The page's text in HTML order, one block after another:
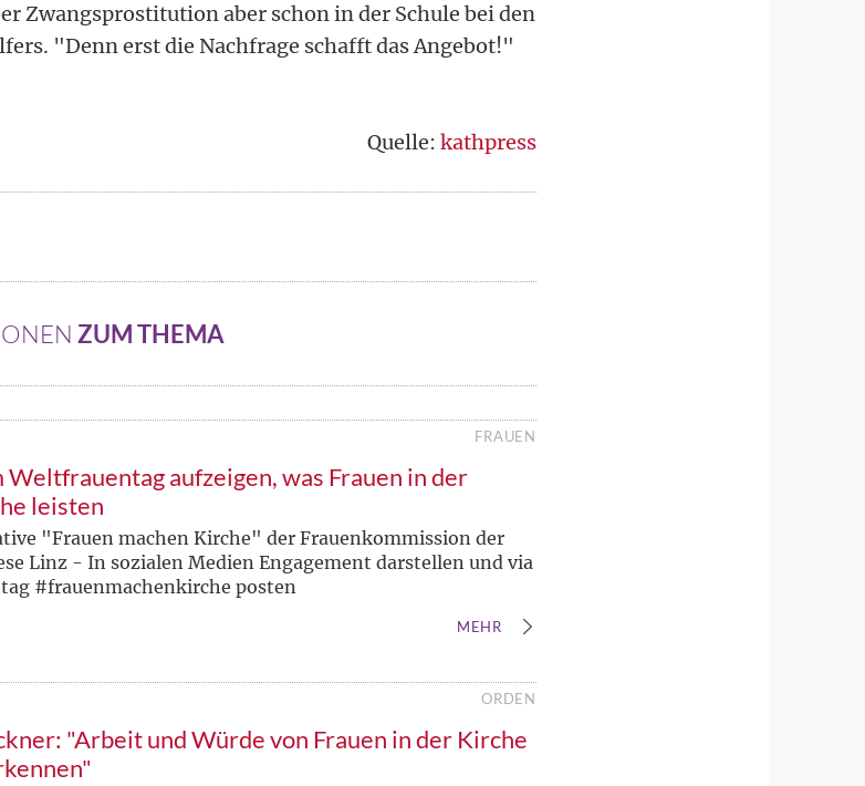
Zwangsprostitution aber schon in der Schule bei den
"Denn erst die Nachfrage schafft das Angebot!"
Quelle: kathpress
ZUM THEMA
FRAUEN
Weltfrauentag aufzeigen, was Frauen in der
leisten
"Frauen machen Kirche" der Frauenkommission der
Linz - In sozialen Medien Engagement darstellen und via
#frauenmachenkirche posten
MEHR
ORDEN
"Arbeit und Würde von Frauen in der Kirche